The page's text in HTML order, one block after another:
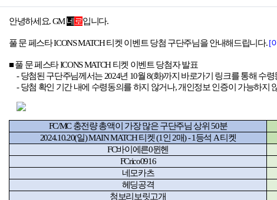
안녕하세요. GM네 로입니다.
풀 문 페스타ICONS MATCH티켓 이벤트 당첨 구단주님을 안내해드립니다.[
■풀 문 페스타ICONS MATCH티켓 이벤트 당첨자 발표
-당첨된 구단주님께서는 2024년 10월8(화)까지 바로가기 링크를 통해 수
-당첨 확인 기간 내에 수령동의를 하지 않거나,개인정보 인증이 가능하지
FC/MC충전량 총액이 가장 많은 구단주님 상위 50분
2024.10.20(일) MAIN MATCH티켓(1인 2매) - 1등석 A티켓
FC바이에른0뮌헨
FCrico0916
네모카츠
헤딩공격
청보리보릿고개